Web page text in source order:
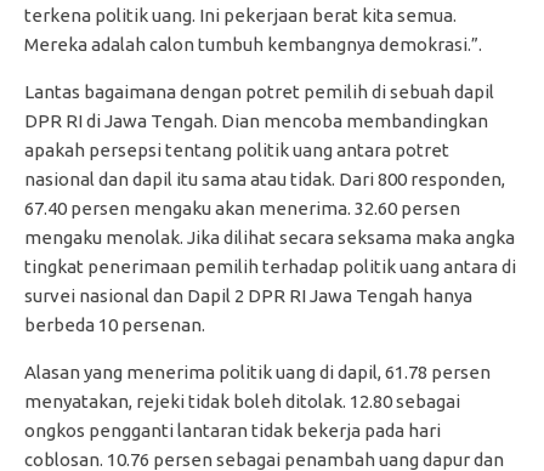
terkena politik uang. Ini pekerjaan berat kita semua.
Mereka adalah calon tumbuh kembangnya demokrasi.”.
Lantas bagaimana dengan potret pemilih di sebuah dapil
DPR RI di Jawa Tengah. Dian mencoba membandingkan
apakah persepsi tentang politik uang antara potret
nasional dan dapil itu sama atau tidak. Dari 800 responden,
67.40 persen mengaku akan menerima. 32.60 persen
mengaku menolak. Jika dilihat secara seksama maka angka
tingkat penerimaan pemilih terhadap politik uang antara di
survei nasional dan Dapil 2 DPR RI Jawa Tengah hanya
berbeda 10 persenan.
Alasan yang menerima politik uang di dapil, 61.78 persen
menyatakan, rejeki tidak boleh ditolak. 12.80 sebagai
ongkos pengganti lantaran tidak bekerja pada hari
coblosan. 10.76 persen sebagai penambah uang dapur dan